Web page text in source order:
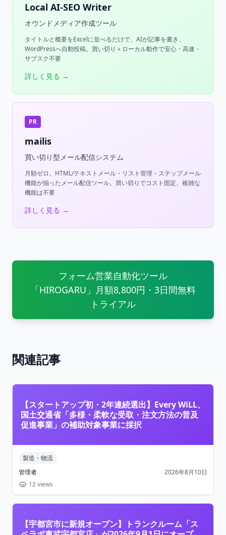
Local AI-SEO Writer
オウンドメディア作成ツール
タイトルと概要をExcelに並べるだけで、AIが記事を書き、
WordPressへ自動投稿。買い切り＋ローカル動作で安心・高速・
サブスク不要
詳しく見る →
PR
mailis
買い切り型メール配信システム
月額ゼロ。HTML/テキストメール・リスト管理・ステップメール
機能が揃ったメール配信ツール。買い切りでコスト固定、複雑な
機能は不要
詳しく見る →
フォーム営業自動化ツール
「HIROGARU」月額8,800円・3日間無料
トライアル
関連記事
【スタートアップ初・2年連続選出】Every WiLL、
国土交通省「多様・柔軟な受取・注文方法の普及
促進事業」の補助対象事業に採択
製造・物流
管理者
2026年8月10日
12 views
【宇都宮市に新規オープン】トランクルーム「ス